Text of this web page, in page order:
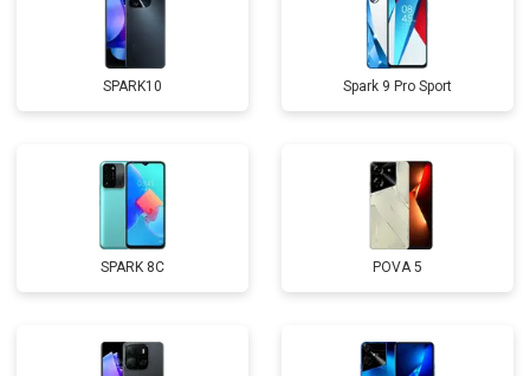
SPARK10 Spark 9 Pro Sport
SPARK 8C POVA 5